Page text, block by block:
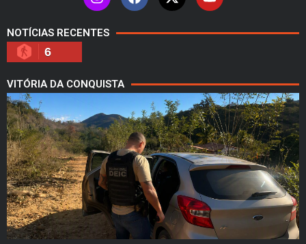
NOTÍCIAS RECENTES
6
VITÓRIA DA CONQUISTA